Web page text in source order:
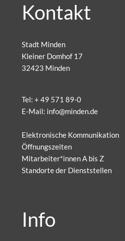
Kontakt
Stadt Minden
Kleiner Domhof 17
32423 Minden
Tel: + 49 571 89-0
E-Mail: info@minden.de
Elektronische Kommunikation
Öffnungszeiten
Mitarbeiter*innen A bis Z
Standorte der Dienststellen
Info